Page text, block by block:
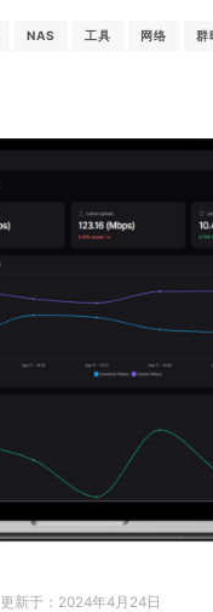
NAS 工具 网络 群
更新于： 2024年4月24日